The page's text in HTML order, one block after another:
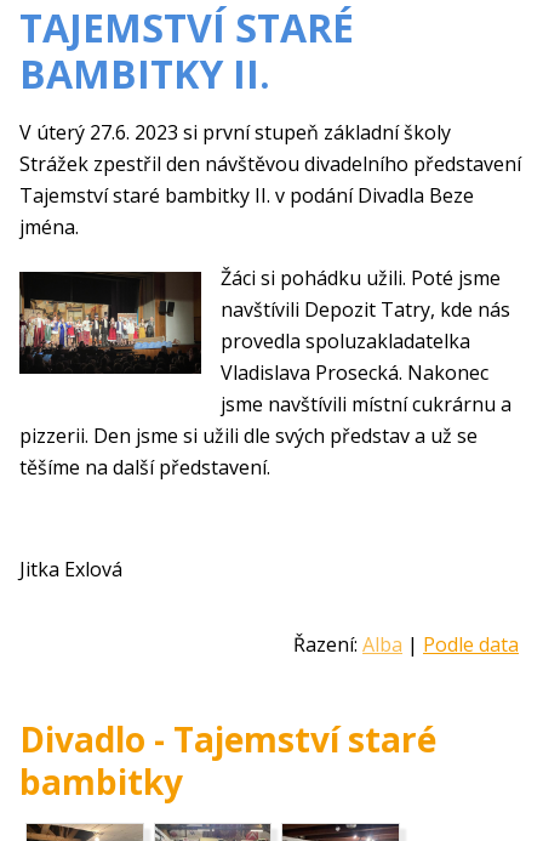
TAJEMSTVÍ STARÉ
BAMBITKY II.
V úterý 27.6. 2023 si první stupeň základní školy
Strážek zpestřil den návštěvou divadelního představení
Tajemství staré bambitky II. v podání Divadla Beze
jména.
Žáci si pohádku užili. Poté jsme
navštívili Depozit Tatry, kde nás
provedla spoluzakladatelka
Vladislava Prosecká. Nakonec
jsme navštívili místní cukrárnu a
pizzerii. Den jsme si užili dle svých představ a už se
těšíme na další představení.
Jitka Exlová
Řazení: Alba | Podle data
Divadlo - Tajemství staré
bambitky